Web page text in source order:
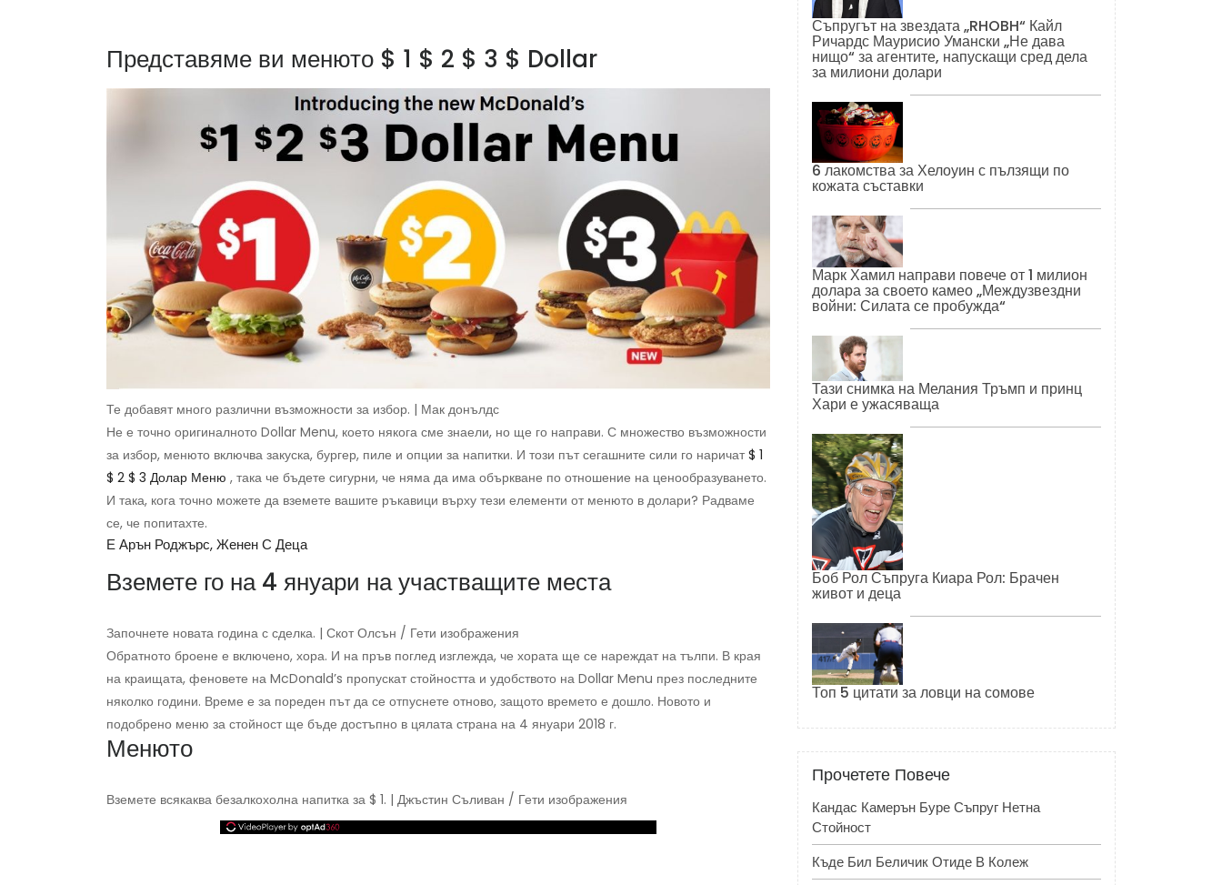
Представяме ви менюто $ 1 $ 2 $ 3 $ Dollar
Те добавят много различни възможности за избор. | Мак донълдс
Не е точно оригиналното Dollar Menu, което някога сме знаели, но ще го направи. С множество възможности
за избор, менюто включва закуска, бургер, пиле и опции за напитки. И този път сегашните сили го наричат$ 1
$ 2 $ 3 Долар Меню , така че бъдете сигурни, че няма да има объркване по отношение на ценообразуването.
И така, кога точно можете да вземете вашите ръкавици върху тези елементи от менюто в долари? Радваме
се, че попитахте.
Е Арън Роджърс, Женен С Деца
Вземете го на 4 януари на участващите места
Започнете новата година с сделка. | Скот Олсън / Гети изображения
Обратното броене е включено, хора. И на пръв поглед изглежда, че хората ще се нареждат на тълпи. В края
на краищата, феновете на McDonald’s пропускат стойността и удобството на Dollar Menu през последните
няколко години. Време е за пореден път да се отпуснете отново, защото времето е дошло. Новото и
подобрено меню за стойност ще бъде достъпно в цялата страна на 4 януари 2018 г.
Менюто
Вземете всякаква безалкохолна напитка за $ 1. | Джъстин Съливан / Гети изображения
Съпругът на звездата „RHOBH“ Кайл
Ричардс Маурисио Умански „Не дава
нищо“ за агентите, напускащи сред дела
за милиони долари
6 лакомства за Хелоуин с пълзящи по
кожата съставки
Марк Хамил направи повече от 1 милион
долара за своето камео „Междузвездни
войни: Силата се пробужда“
Тази снимка на Мелания Тръмп и принц
Хари е ужасяваща
Боб Рол Съпруга Киара Рол: Брачен
живот и деца
Топ 5 цитати за ловци на сомове
Прочетете Повече
Кандас Камерън Буре Съпруг Нетна
Стойност
Къде Бил Беличик Отиде В Колеж